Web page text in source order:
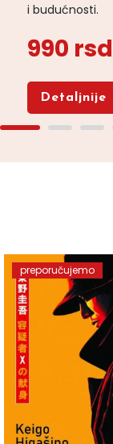
i budućnosti.
990 rsd
Detaljnije
preporučujemo